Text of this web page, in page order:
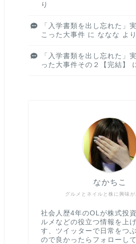
り
「入学書類を出し忘れた」
こった大事件 に ななな より
「入学書類を出し忘れた」
った大事件その２【完結】
グルメとネイルと株に興味が
なかちこ
社会人歴4年のOLが株式投
ルメなどの役立つ情報を上
す、ツイッターで日常をつ
ので良かったらフォローし